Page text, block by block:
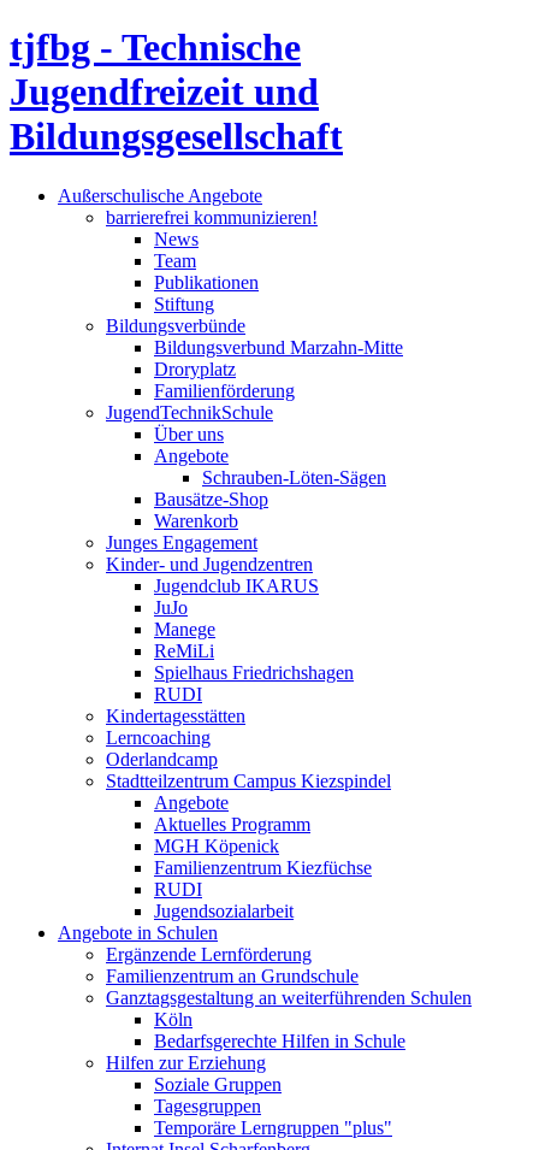
tjfbg - Technische
Jugendfreizeit und
Bildungsgesellschaft
Außerschulische Angebote
barrierefrei kommunizieren!
News
Team
Publikationen
Stiftung
Bildungsverbünde
Bildungsverbund Marzahn-Mitte
Droryplatz
Familienförderung
JugendTechnikSchule
Über uns
Angebote
Schrauben-Löten-Sägen
Bausätze-Shop
Warenkorb
Junges Engagement
Kinder- und Jugendzentren
Jugendclub IKARUS
JuJo
Manege
ReMiLi
Spielhaus Friedrichshagen
RUDI
Kindertagesstätten
Lerncoaching
Oderlandcamp
Stadtteilzentrum Campus Kiezspindel
Angebote
Aktuelles Programm
MGH Köpenick
Familienzentrum Kiezfüchse
RUDI
Jugendsozialarbeit
Angebote in Schulen
Ergänzende Lernförderung
Familienzentrum an Grundschule
Ganztagsgestaltung an weiterführenden Schulen
Köln
Bedarfsgerechte Hilfen in Schule
Hilfen zur Erziehung
Soziale Gruppen
Tagesgruppen
Temporäre Lerngruppen "plus"